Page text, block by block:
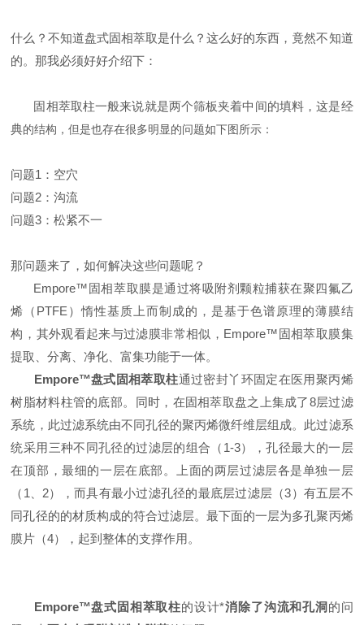
什么？不知道盘式固相萃取是什么？这么好的东西，竟然不知道
的。那我必须好好介绍下：
固相萃取柱一般来说就是两个筛板夹着中间的填料，这是经
典的结构，但是也存在很多明显的问题如下图所示：
问题1 ：空穴
问题2 ：沟流
问题3 ：松紧不一
那问题来了，如何解决这些问题呢？
Empore™固相萃取膜是通过将吸附剂颗粒捕获在聚四氟乙
烯（ PTFE ）惰性基质上而制成的，是基于色谱原理的薄膜结
构，其外观看起来与过滤膜非常相似， Empore™固相萃取膜集
提取
、分离 、净化 、富集功能于一体。
Empore™盘式固相萃取柱通过密封丫环固定在医用聚丙烯
树脂材料柱管的底部。 同时，在固相萃取盘之上集成了8层过滤
系统， 此过滤系统由不同孔径的聚丙烯微纤维层组成。 此过滤系
统采用三种不同孔径的过滤层的组合（ 1-3），孔径最大的一层
在顶部，最细的一层在底部。上面的两层过滤层各是单独一层
（ 1 2），而具有最小过滤孔径的最底层过滤层（3）有五层不
同孔径的的材质构成的符合过滤层。最下面的一层为多孔聚丙烯
膜片（4），起到整体的支撑作用。
Empore™盘式固相萃取柱的设计*消除了沟流和孔洞 的问